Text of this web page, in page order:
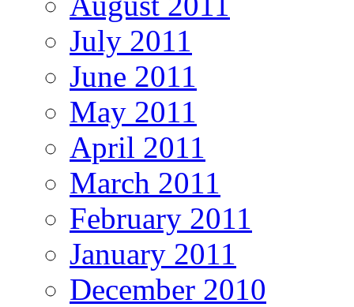
July 2011
June 2011
May 2011
April 2011
March 2011
February 2011
January 2011
December 2010